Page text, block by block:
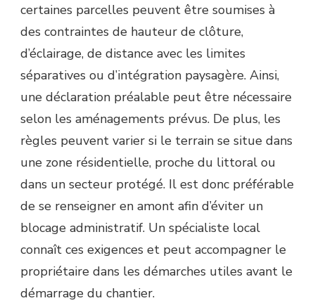
certaines parcelles peuvent être soumises à
des contraintes de hauteur de clôture,
d’éclairage, de distance avec les limites
séparatives ou d’intégration paysagère. Ainsi,
une déclaration préalable peut être nécessaire
selon les aménagements prévus. De plus, les
règles peuvent varier si le terrain se situe dans
une zone résidentielle, proche du littoral ou
dans un secteur protégé. Il est donc préférable
de se renseigner en amont afin d’éviter un
blocage administratif. Un spécialiste local
connaît ces exigences et peut accompagner le
propriétaire dans les démarches utiles avant le
démarrage du chantier.